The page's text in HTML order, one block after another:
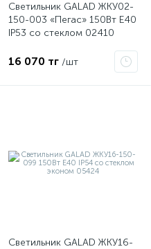
Светильник GALAD ЖКУ02-
150-003 «Пегас» 150Вт E40
IP53 со стеклом 02410
16 070 тг /шт
Светильник GALAD ЖКУ16-